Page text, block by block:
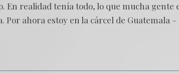
En realidad tenía todo, lo que mucha gente
Por ahora estoy en la cárcel de Guatemala